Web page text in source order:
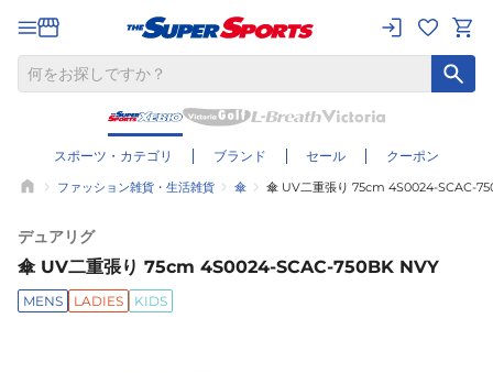
スポーツ・カテゴリ ブランド セール クーポン
ファッション雑貨・生活雑貨 傘 傘 UV二重張り 75cm 4S0024-SCAC-
デュアリグ
傘 UV二重張り 75cm 4S0024-SCAC-750BK NVY
MENS LADIES KIDS